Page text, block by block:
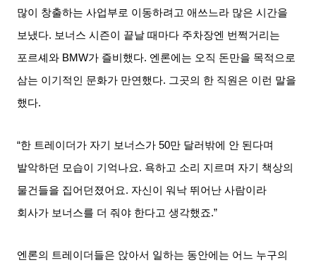
많이 창출하는 사업부로 이동하려고 애쓰느라 많은 시간을
보냈다. 보너스 시즌이 끝날 때마다 주차장엔 번쩍거리는
포르셰와 BMW가 즐비했다. 엔론에는 오직 돈만을 목적으로
삼는 이기적인 문화가 만연했다. 그곳의 한 직원은 이런 말을
했다.
“한 트레이더가 자기 보너스가 50만 달러밖에 안 된다며
발악하던 모습이 기억나요. 욕하고 소리 지르며 자기 책상의
물건들을 집어던졌어요. 자신이 워낙 뛰어난 사람이라
회사가 보너스를 더 줘야 한다고 생각했죠.”
엔론의 트레이더들은 앉아서 일하는 동안에는 어느 누구의